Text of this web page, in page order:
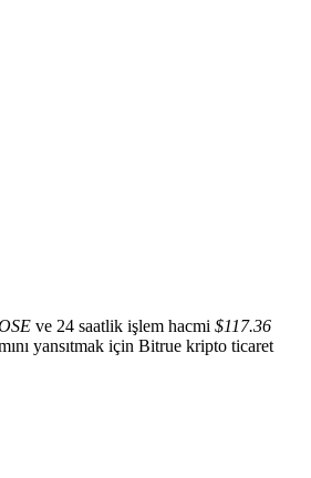
ve 24 saatlik işlem hacmi $117.36
yansıtmak için Bitrue kripto ticaret